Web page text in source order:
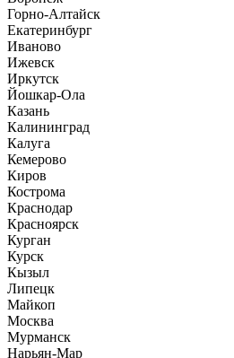
Горно-Алтайск
Екатеринбург
Иваново
Ижевск
Иркутск
Йошкар-Ола
Казань
Калининград
Калуга
Кемерово
Киров
Кострома
Краснодар
Красноярск
Курган
Курск
Кызыл
Липецк
Майкоп
Москва
Мурманск
Нарьян-Мар